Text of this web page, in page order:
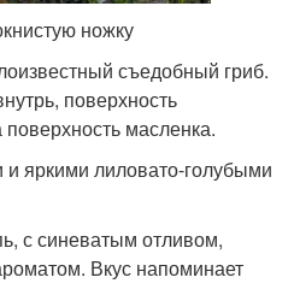
ножку
съедобный гриб.
поверхность
масленка.
и яркими лиловато-голубыми
с синеватым отливом,
Вкус напоминает